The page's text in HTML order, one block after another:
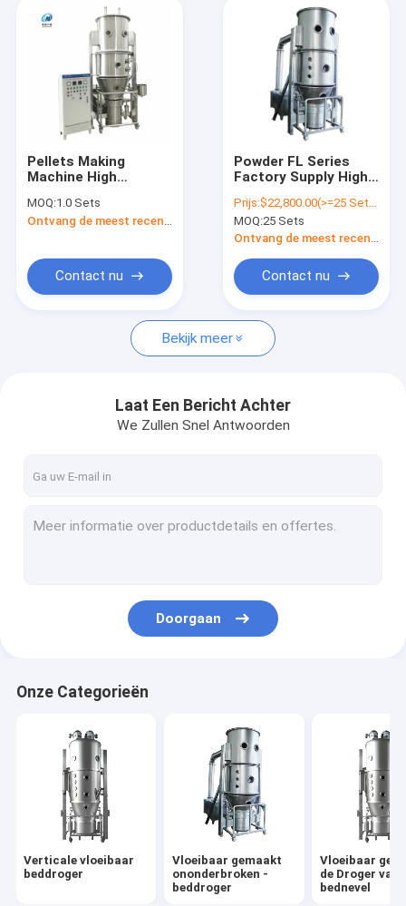
Producten
Over ons
Contacteer ons
Vloeibaar gemaakt ononderbroken - beddroger
Vloeibaar gemaakt - de Droger van de bednevel
Vloeibaar gemaakt horizontaal - beddroger
Vloeibaar gemaakt trillen - beddroger
Statische vloeistofbeddroger
Vloeibaar Bed Drogere Machine
Pellets Making
Machine High
Spray Cheese
Protein Powder
Drying Machine
MOQ:1.0 Sets
Contact nu
Powder FL Series
Factory Supply High
Pharmaceutical
Vertical Fluid Bed
Dryer Price
Prijs:$22,800.00(>=25 Sets)
MOQ:25 Sets
Ontvang de meest recente Prijs
Contact nu
Bekijk meer
Laat Een Bericht Achter
We Zullen Snel Antwoorden
Doorgaan
Onze Categorieën
Verticale vloeibaar
beddroger
Vloeibaar gemaakt
ononderbroken -
beddroger
Vloeibaar
de Droger van
bednevel